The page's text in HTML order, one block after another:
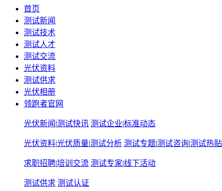
首页
测试新闻
测试技术
测试人才
测试交流
光伏资料
测试供求
光伏相册
领跑者官网
光伏新闻 |测试快讯 测试企业|标准动态
光伏资料|光伏质量|测试分析 测试专题|测试咨询|测试热贴
求职招聘|培训交流 测试专家|线下活动
测试供求 测试认证